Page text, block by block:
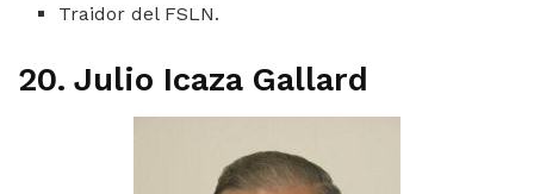
Traidor del FSLN.
20. Julio Icaza Gallard